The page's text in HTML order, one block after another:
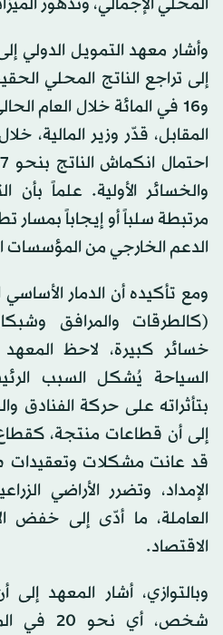
المحلي الإجمالي، وتدهور
وأشار معهد التمويل الدولي
و16 في المائة خلال العام
المقابل، قدّر وزير المالية،
والخسائر الأولية. علماً بأن
مرتبطة سلباً أو إيجاباً بمسار
الدعم الخارجي من المؤسسات
ومع تأكيده أن الدمار
(كالطرقات والمرافق
خسائر كبيرة، لاحظ
السياحة يُشكل السبب
بتأثراته على حركة الفنادق
إلى أن قطاعات منتجة، كقطاع
قد عانت مشكلات
الإمداد، وتضرر الأراضي
العاملة، ما أدّى إلى خفض
الاقتصاد.
وبالتوازي، أشار المعهد
شخص، أي